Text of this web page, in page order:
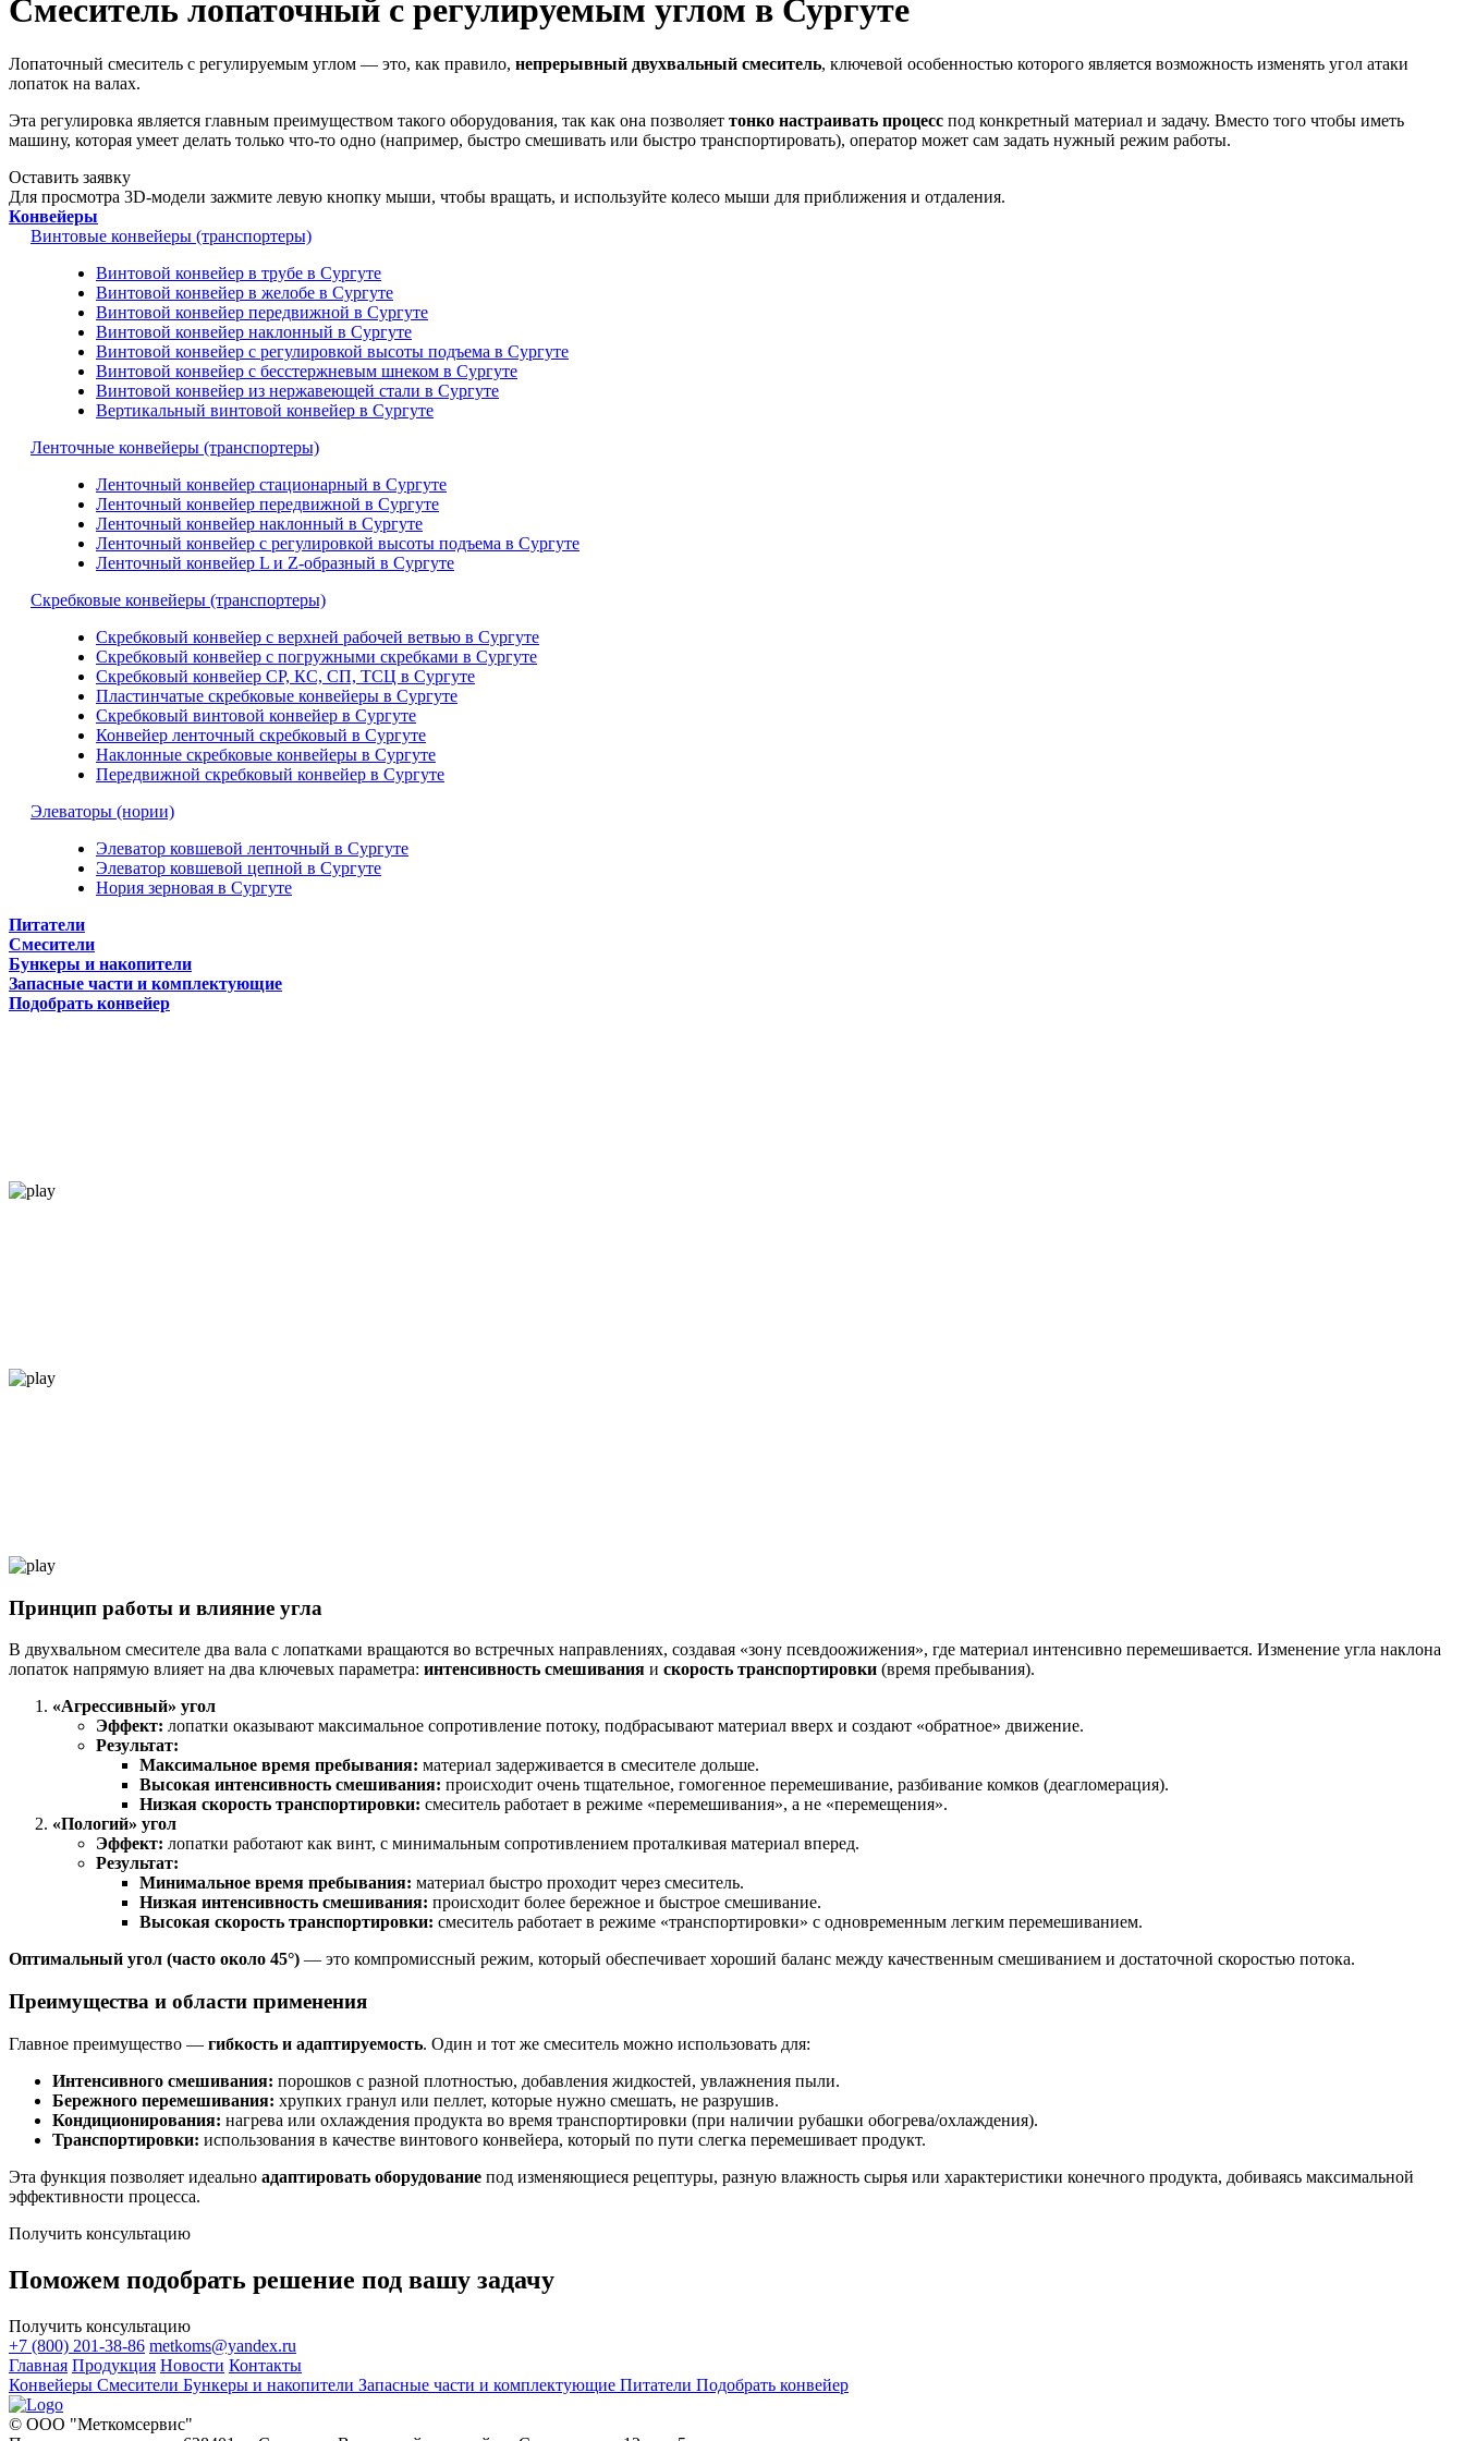
Смеситель лопаточный с регулируемым углом в Сургуте
Лопаточный смеситель с регулируемым углом — это, как правило, непрерывный двухвальный смеситель, ключевой особенностью которого является возможность изменять угол атаки
лопаток на валах.
Эта регулировка является главным преимуществом такого оборудования, так как она позволяет тонко настраивать процесс под конкретный материал и задачу. Вместо того чтобы иметь
машину, которая умеет делать только что-то одно (например, быстро смешивать или быстро транспортировать), оператор может сам задать нужный режим работы.
Оставить заявку
Для просмотра 3D-модели зажмите левую кнопку мыши, чтобы вращать, и используйте колесо мыши для приближения и отдаления.
Конвейеры
Винтовые конвейеры (транспортеры)
Винтовой конвейер в трубе в Сургуте
Винтовой конвейер в желобе в Сургуте
Винтовой конвейер передвижной в Сургуте
Винтовой конвейер наклонный в Сургуте
Винтовой конвейер с регулировкой высоты подъема в Сургуте
Винтовой конвейер с бесстержневым шнеком в Сургуте
Винтовой конвейер из нержавеющей стали в Сургуте
Вертикальный винтовой конвейер в Сургуте
Ленточные конвейеры (транспортеры)
Ленточный конвейер стационарный в Сургуте
Ленточный конвейер передвижной в Сургуте
Ленточный конвейер наклонный в Сургуте
Ленточный конвейер с регулировкой высоты подъема в Сургуте
Ленточный конвейер L и Z-образный в Сургуте
Скребковые конвейеры (транспортеры)
Скребковый конвейер с верхней рабочей ветвью в Сургуте
Скребковый конвейер с погружными скребками в Сургуте
Скребковый конвейер СР, КС, СП, ТСЦ в Сургуте
Пластинчатые скребковые конвейеры в Сургуте
Скребковый винтовой конвейер в Сургуте
Конвейер ленточный скребковый в Сургуте
Наклонные скребковые конвейеры в Сургуте
Передвижной скребковый конвейер в Сургуте
Элеваторы (нории)
Элеватор ковшевой ленточный в Сургуте
Элеватор ковшевой цепной в Сургуте
Нория зерновая в Сургуте
Питатели
Смесители
Бункеры и накопители
Запасные части и комплектующие
Подобрать конвейер
Принцип работы и влияние угла
В двухвальном смесителе два вала с лопатками вращаются во встречных направлениях, создавая «зону псевдоожижения», где материал интенсивно перемешивается. Изменение угла наклона
лопаток напрямую влияет на два ключевых параметра: интенсивность смешивания и скорость транспортировки (время пребывания).
«Агрессивный» угол
Эффект: лопатки оказывают максимальное сопротивление потоку, подбрасывают материал вверх и создают «обратное» движение.
Результат:
Максимальное время пребывания: материал задерживается в смесителе дольше.
Высокая интенсивность смешивания: происходит очень тщательное, гомогенное перемешивание, разбивание комков (деагломерация).
Низкая скорость транспортировки: смеситель работает в режиме «перемешивания», а не «перемещения».
«Пологий» угол
Эффект: лопатки работают как винт, с минимальным сопротивлением проталкивая материал вперед.
Результат:
Минимальное время пребывания: материал быстро проходит через смеситель.
Низкая интенсивность смешивания: происходит более бережное и быстрое смешивание.
Высокая скорость транспортировки: смеситель работает в режиме «транспортировки» с одновременным легким перемешиванием.
Оптимальный угол (часто около 45°) — это компромиссный режим, который обеспечивает хороший баланс между качественным смешиванием и достаточной скоростью потока.
Преимущества и области применения
Главное преимущество — гибкость и адаптируемость. Один и тот же смеситель можно использовать для:
Интенсивного смешивания: порошков с разной плотностью, добавления жидкостей, увлажнения пыли.
Бережного перемешивания: хрупких гранул или пеллет, которые нужно смешать, не разрушив.
Кондиционирования: нагрева или охлаждения продукта во время транспортировки (при наличии рубашки обогрева/охлаждения).
Транспортировки: использования в качестве винтового конвейера, который по пути слегка перемешивает продукт.
Эта функция позволяет идеально адаптировать оборудование под изменяющиеся рецептуры, разную влажность сырья или характеристики конечного продукта, добиваясь максимальной
эффективности процесса.
Получить консультацию
Поможем подобрать решение под вашу задачу
Получить консультацию
+7 (800) 201-38-86 metkoms@yandex.ru
Главная Продукция Новости Контакты
Конвейеры Смесители Бункеры и накопители Запасные части и комплектующие Питатели Подобрать конвейер
© ООО "Меткомсервис"